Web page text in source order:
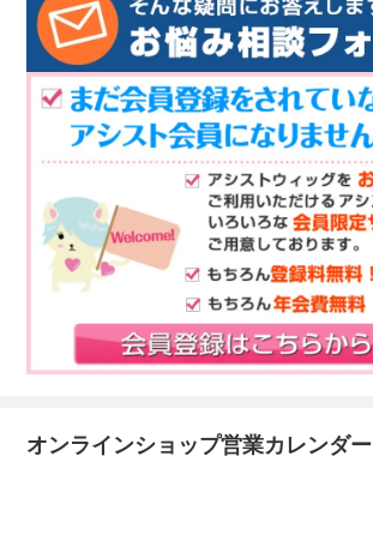
オンラインショップ営業カレンダー